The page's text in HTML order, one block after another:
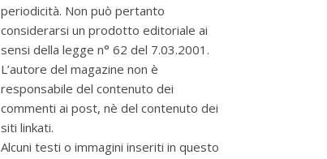
periodicità. Non può pertanto
considerarsi un prodotto editoriale ai
sensi della legge n° 62 del 7.03.2001.
L’autore del magazine non è
responsabile del contenuto dei
commenti ai post, nè del contenuto dei
siti linkati.
Alcuni testi o immagini inseriti in questo